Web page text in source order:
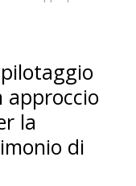
la
di